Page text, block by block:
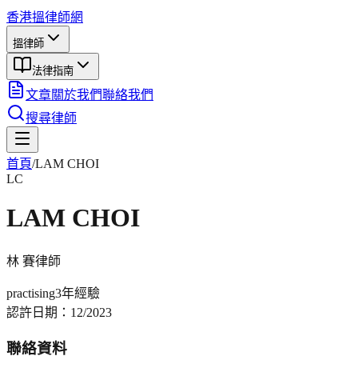
香港搵律師網
搵律師
法律指南
文章關於我們聯絡我們
搜尋律師
首頁/LAM CHOI
LC
LAM CHOI
林 賽律師
practising3年經驗
認許日期： 12/2023
聯絡資料